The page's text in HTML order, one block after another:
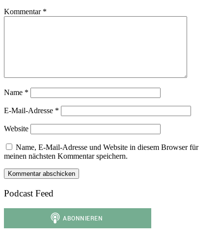
Kommentar *
Name *
E-Mail-Adresse *
Website
Name, E-Mail-Adresse und Website in diesem Browser für
meinen nächsten Kommentar speichern.
Podcast Feed